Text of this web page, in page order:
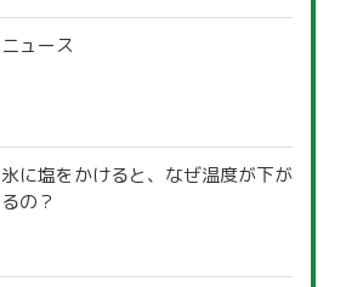
ニュース
氷に塩をかけると、なぜ温度が下が
るの？